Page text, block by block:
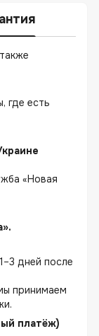
где есть
«Новая
дней после
принимаем
платёж)